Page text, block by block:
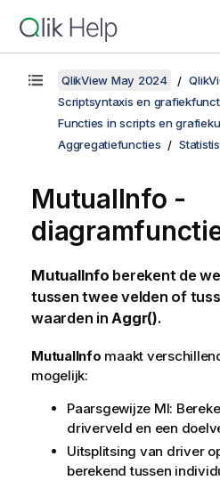
QlikView May 2024
Scriptsyntaxis en
Functies in scripts en
Aggregatiefuncties
MutualInfo -
MutualInfo berekent de
tussen twee velden of
waarden inAggr().
MutualInfo maakt
mogelijk:
Paarsgewijze MI:
driverveld en een
Uitsplitsing van driver
berekend tussen